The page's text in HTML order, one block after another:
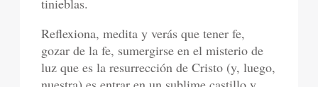
tinieblas.
Reflexiona, medita y verás que tener fe,
gozar de la fe, sumergirse en el misterio de
luz que es la resurrección de Cristo (y, luego,